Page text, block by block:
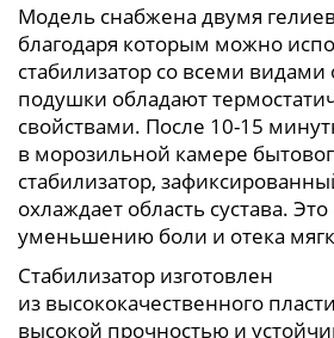
Модель снабжена двумя
благодаря которым можно
стабилизатор со всеми
подушки обладают
свойствами. После 10-15
в морозильной камере
стабилизатор,
охлаждает область сустава.
уменьшению боли и отека
Стабилизатор изготовлен
из высококачественного
высокой прочностью и